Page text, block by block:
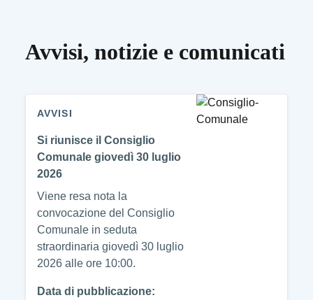
Avvisi, notizie e comunicati
AVVISI
Si riunisce il Consiglio
Comunale giovedì 30 luglio
2026
Viene resa nota la
convocazione del Consiglio
Comunale in seduta
straordinaria giovedì 30 luglio
2026 alle ore 10:00.
Data di pubblicazione: